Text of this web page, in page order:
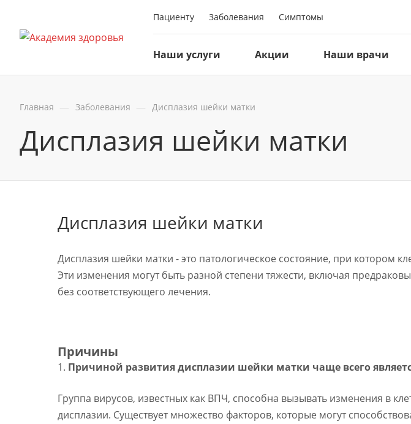
Пациенту Заболевания Симптомы
Наши услуги Акции Наши врачи
Главная — Заболевания — Дисплазия шейки матки
Дисплазия шейки матки
Дисплазия шейки матки
Дисплазия шейки матки - это патологическое состояние, при
Эти изменения могут быть разной степени тяжести, включая
без соответствующего лечения.
Причины
1. Причиной развития дисплазии шейки матки чаще всего
Группа вирусов, известных как ВПЧ, способна вызывать изменения в
дисплазии. Существует множество факторов, которые могут